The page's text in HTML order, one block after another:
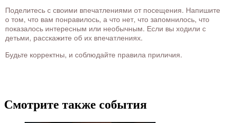
Поделитесь с своими впечатлениями от посещения. Напишите
о том, что вам понравилось, а что нет, что запомнилось, что
показалось интересным или необычным. Если вы ходили с
детьми, расскажите об их впечатлениях.
Будьте корректны, и соблюдайте правила приличия.
Смотрите также события